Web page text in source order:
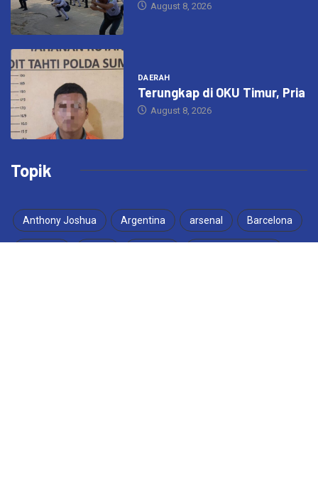
August 8, 2026
DAERAH
Terungkap di OKU Timur, Pria
August 8, 2026
Topik
Anthony Joshua Argentina arsenal Barcelona